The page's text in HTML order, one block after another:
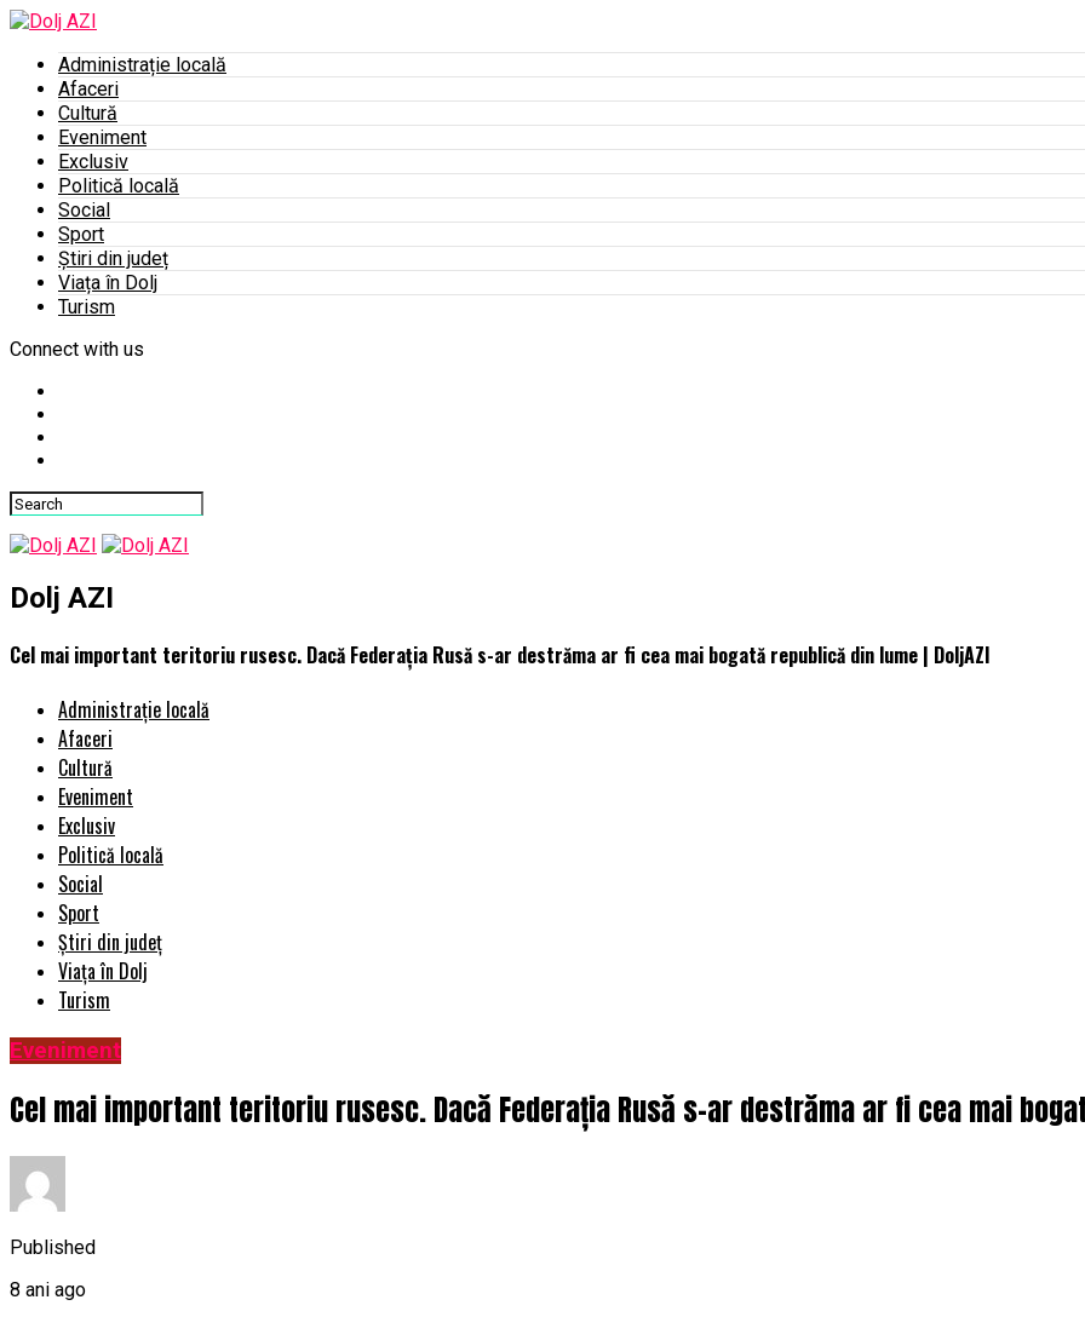
Administrație locală
Afaceri
Cultură
Eveniment
Exclusiv
Politică locală
Social
Sport
Știri din județ
Viața în Dolj
Turism
Connect with us
Dolj AZI
Cel mai important teritoriu rusesc. Dacă Federația Rusă s-ar destrăma ar fi cea mai bogată republică din lume | DoljAZI
Administrație locală
Afaceri
Cultură
Eveniment
Exclusiv
Politică locală
Social
Sport
Știri din județ
Viața în Dolj
Turism
Eveniment
Cel mai important teritoriu rusesc. Dacă Federația Rusă s-ar destrăma ar fi cea mai
Published
8 ani ago